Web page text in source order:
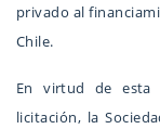
privado al
Chile.
En virtud de esta
licitación, la